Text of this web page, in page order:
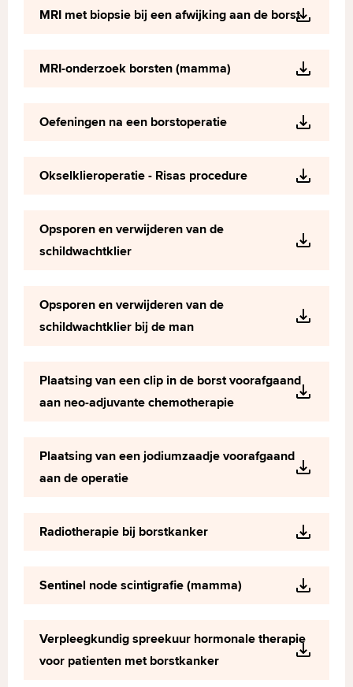
MRI met biopsie bij een afwijking aan de borst
MRI-onderzoek borsten (mamma)
Oefeningen na een borstoperatie
Okselklieroperatie - Risas procedure
Opsporen en verwijderen van de
schildwachtklier
Opsporen en verwijderen van de
schildwachtklier bij de man
Plaatsing van een clip in de borst voorafgaand
aan neo-adjuvante chemotherapie
Plaatsing van een jodiumzaadje voorafgaand
aan de operatie
Radiotherapie bij borstkanker
Sentinel node scintigrafie (mamma)
Verpleegkundig spreekuur hormonale therapie
voor patienten met borstkanker